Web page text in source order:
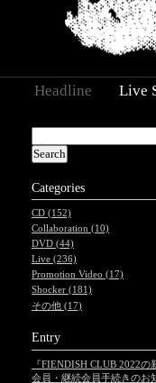
Headline Live
Categories
CD (152)
Collaboration (10)
DVD (44)
Live (236)
Promotion Video (17)
Shocker (181)
その他 (17)
Entry
『FIENDISH CLUB 2022の
会員・継続会員手続きのお